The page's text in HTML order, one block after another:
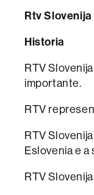
Rtv Slovenija
Historia
RTV
importante.
RTV
RTV
Eslovenia e a
RTV